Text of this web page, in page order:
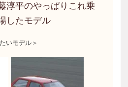
淳平のやっぱりこれ乗
したモデル
いモデル＞